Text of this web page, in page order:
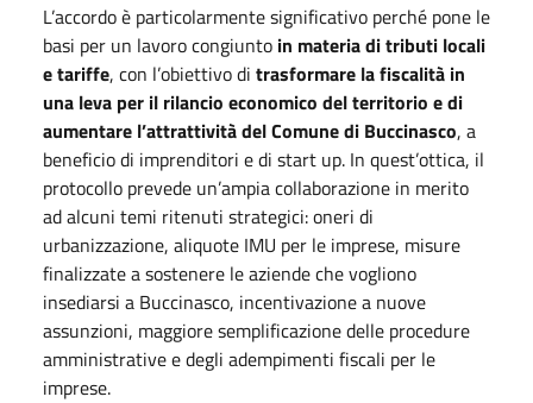
L’accordo è particolarmente significativo perché pone le
basi per un lavoro congiunto in materia di tributi locali
e tariffe, con l’obiettivo di trasformare la fiscalità in
una leva per il rilancio economico del territorio e di
aumentare l’attrattività del Comune di Buccinasco, a
beneficio di imprenditori e di start up. In quest’ottica, il
protocollo prevede un’ampia collaborazione in merito
ad alcuni temi ritenuti strategici: oneri di
urbanizzazione, aliquote IMU per le imprese, misure
finalizzate a sostenere le aziende che vogliono
insediarsi a Buccinasco, incentivazione a nuove
assunzioni, maggiore semplificazione delle procedure
amministrative e degli adempimenti fiscali per le
imprese.